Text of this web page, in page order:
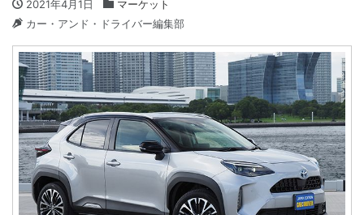
2021年4月1日
マーケット
カー・アンド・ドライバー編集部